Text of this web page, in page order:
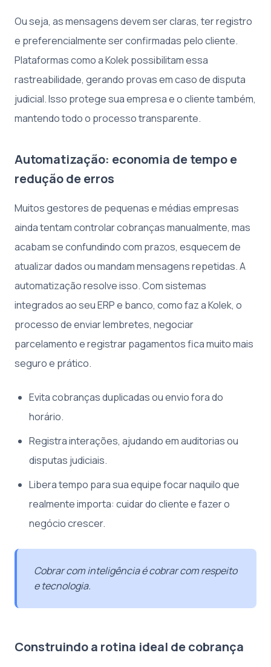
Ou seja, as mensagens devem ser claras, ter registro
e preferencialmente ser confirmadas pelo cliente.
Plataformas como a Kolek possibilitam essa
rastreabilidade, gerando provas em caso de disputa
judicial. Isso protege sua empresa e o cliente também,
mantendo todo o processo transparente.
Automatização: economia de tempo e
redução de erros
Muitos gestores de pequenas e médias empresas
ainda tentam controlar cobranças manualmente, mas
acabam se confundindo com prazos, esquecem de
atualizar dados ou mandam mensagens repetidas. A
automatização resolve isso. Com sistemas
integrados ao seu ERP e banco, como faz a Kolek, o
processo de enviar lembretes, negociar
parcelamento e registrar pagamentos fica muito mais
seguro e prático.
Evita cobranças duplicadas ou envio fora do
horário.
Registra interações, ajudando em auditorias ou
disputas judiciais.
Libera tempo para sua equipe focar naquilo que
realmente importa: cuidar do cliente e fazer o
negócio crescer.
Cobrar com inteligência é cobrar com respeito
e tecnologia.
Construindo a rotina ideal de cobrança